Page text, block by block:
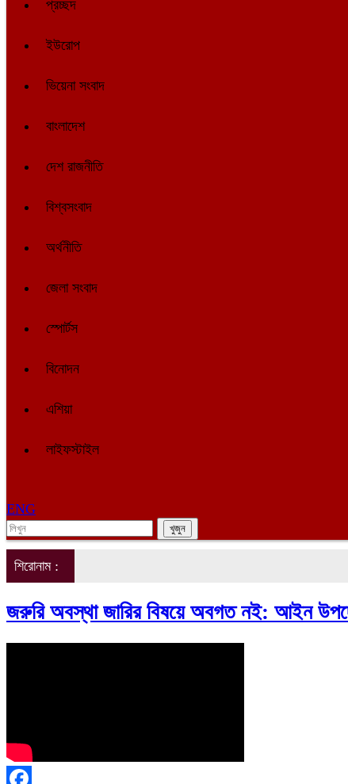
প্রচ্ছদ
ইউরোপ
ভিয়েনা সংবাদ
বাংলাদেশ
দেশ রাজনীতি
বিশ্বসংবাদ
অর্থনীতি
জেলা সংবাদ
স্পোর্টস
বিনোদন
এশিয়া
লাইফস্টাইল
ENG
শিরোনাম :
জরুরি অবস্থা জারির বিষয়ে অবগত নই: আইন